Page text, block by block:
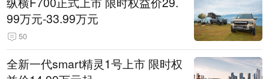
99万元-33.99万元
50
全新一代smart精灵1号上市 限时权